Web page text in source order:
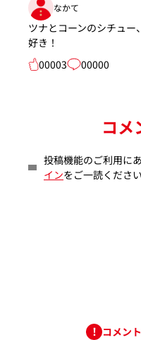
なかて
ツナとコーンのシチュ
好き！
00003
00000
コメ
投稿機能のご利用に
インをご一読ください
コメン